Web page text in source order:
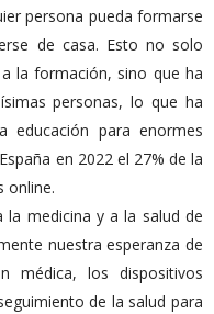
persona pueda formarse
de casa. Esto no solo
la formación, sino que ha
personas, lo que ha
educación para enormes
en 2022 el 27% de la
online.
la medicina y a la salud de
nuestra esperanza de
médica, los dispositivos
de la salud para